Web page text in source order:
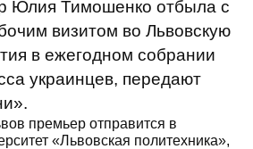
Юлия Тимошенко отбыла с
визитом во Львовскую
в ежегодном собрании
украинцев, передают
премьер отправится в
«Львовская политехника»,